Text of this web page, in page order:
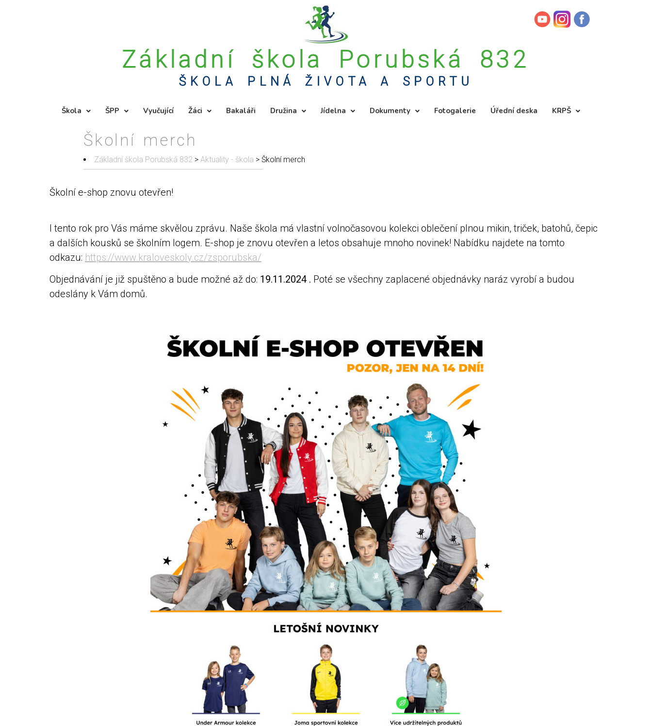
Základní škola Porubská 832
ŠKOLA PLNÁ ŽIVOTA A SPORTU
Škola ŠPP Vyučující Žáci Bakaláři Družina Jídelna Dokumenty Fotogalerie Úřední deska KRPŠ
Školní merch
Základní škola Porubská 832 > Aktuality - škola > Školní merch
Školní e-shop znovu otevřen!
I tento rok pro Vás máme skvělou zprávu. Naše škola má vlastní volnočasovou kolekci oblečení plnou mikin, triček, batohů, čepic
a dalších kousků se školním logem. E-shop je znovu otevřen a letos obsahuje mnoho novinek! Nabídku najdete na tomto
odkazu: https://www.kraloveskoly.cz/zsporubska/
Objednávání je již spuštěno a bude možné až do: 19.11.2024 . Poté se všechny zaplacené objednávky naráz vyrobí a budou
odeslány k Vám domů.